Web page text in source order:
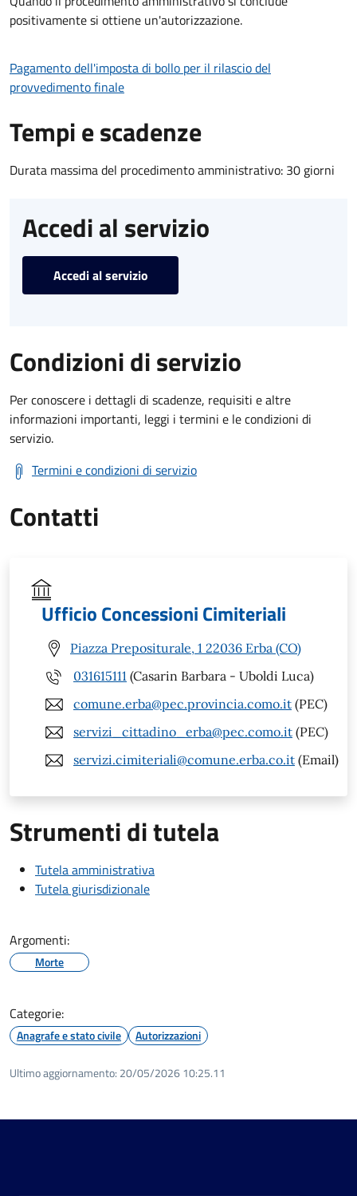
positivamente si ottiene un'autorizzazione.
Pagamento dell'imposta di bollo per il rilascio del
provvedimento finale
Tempi e scadenze
Durata massima del procedimento amministrativo: 30 giorni
Accedi al servizio
Accedi al servizio
Condizioni di servizio
Per conoscere i dettagli di scadenze, requisiti e altre
informazioni importanti, leggi i termini e le condizioni di
servizio.
Termini e condizioni di servizio
Contatti
Ufficio Concessioni Cimiteriali
Piazza Prepositurale, 1 22036 Erba (CO)
031615111 (Casarin Barbara - Uboldi Luca)
comune.erba@pec.provincia.como.it (PEC)
servizi_cittadino_erba@pec.como.it (PEC)
servizi.cimiteriali@comune.erba.co.it (Email)
Strumenti di tutela
Tutela amministrativa
Tutela giurisdizionale
Argomenti:
Morte
Categorie:
Anagrafe e stato civile Autorizzazioni
Ultimo aggiornamento: 20/05/2026 10:25.11